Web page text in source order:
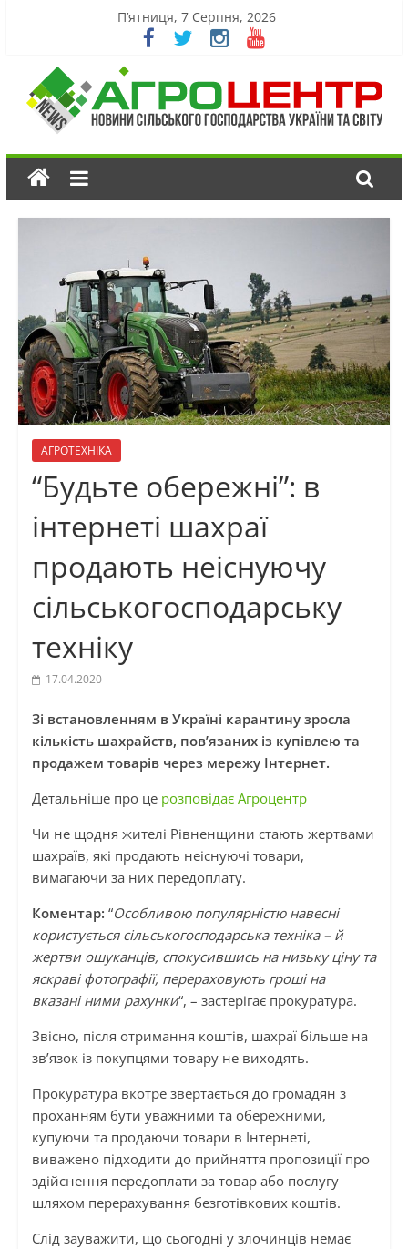
П’ятниця, 7 Серпня, 2026
АГРОТЕХНІКА
“Будьте обережні”: в
інтернеті шахраї
продають неіснуючу
сільськогосподарську
техніку
17.04.2020
Зі встановленням в Україні карантину зросла
кількість шахрайств, пов’язаних із купівлею та
продажем товарів через мережу Інтернет.
Детальніше про це розповідає Агроцентр
Чи не щодня жителі Рівненщини стають жертвами
шахраїв, які продають неіснуючі товари,
вимагаючи за них передоплату.
Коментар: “Особливою популярністю навесні
користується сільськогосподарська техніка – й
жертви ошуканців, спокусившись на низьку ціну та
яскраві фотографії, перераховують гроші на
вказані ними рахунки“, – застерігає прокуратура.
Звісно, після отримання коштів, шахраї більше на
зв’язок із покупцями товару не виходять.
Прокуратура вкотре звертається до громадян з
проханням бути уважними та обережними,
купуючи та продаючи товари в Інтернеті,
виважено підходити до прийняття пропозиції про
здійснення передоплати за товар або послугу
шляхом перерахування безготівкових коштів.
Слід зауважити, що сьогодні у злочинців немає